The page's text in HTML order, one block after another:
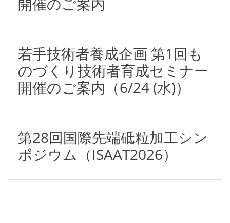
若手技術者養成企画 第1回も
のづくり技術者育成セミナー
開催のご案内（6/24 (水)）
第28回国際先端砥粒加工シン
ポジウム（ISAAT2026）